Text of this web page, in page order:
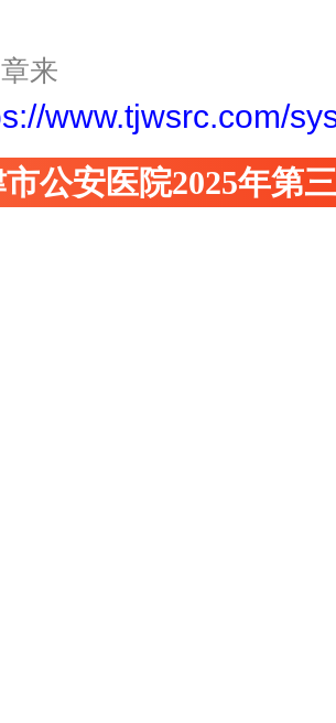
来
www.tjwsrc.com/
市公安医院2025年第